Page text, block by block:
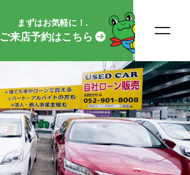
まずはお気軽に！.
ご来店予約はこちら